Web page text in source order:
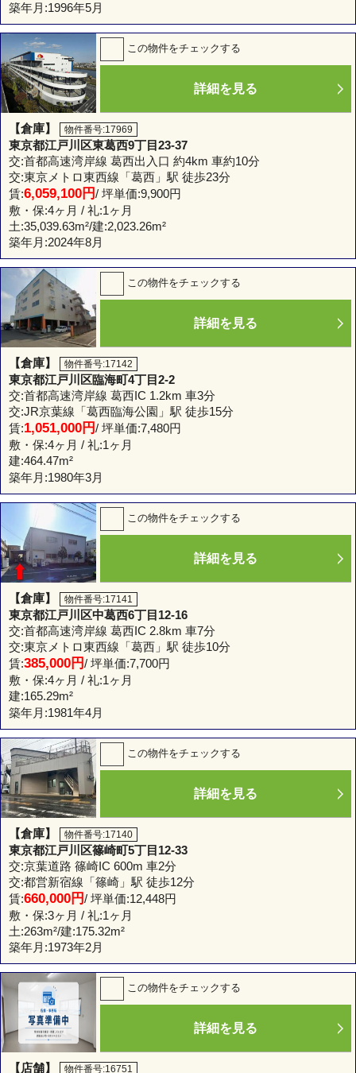
築年月:1996年5月
この物件をチェックする
詳細を見る
【倉庫】 物件番号:17969
東京都江戸川区東葛西9丁目23-37
交:首都高速湾岸線 葛西出入口 約4km 車約10分
交:東京メトロ東西線「葛西」駅 徒歩23分
賃:6,059,100円/ 坪単価:9,900円
敷・保:4ヶ月 / 礼:1ヶ月
土:35,039.63m²/建:2,023.26m²
築年月:2024年8月
この物件をチェックする
詳細を見る
【倉庫】 物件番号:17142
東京都江戸川区臨海町4丁目2-2
交:首都高速湾岸線 葛西IC 1.2km 車3分
交:JR京葉線「葛西臨海公園」駅 徒歩15分
賃:1,051,000円/ 坪単価:7,480円
敷・保:4ヶ月 / 礼:1ヶ月
建:464.47m²
築年月:1980年3月
この物件をチェックする
詳細を見る
【倉庫】 物件番号:17141
東京都江戸川区中葛西6丁目12-16
交:首都高速湾岸線 葛西IC 2.8km 車7分
交:東京メトロ東西線「葛西」駅 徒歩10分
賃:385,000円/ 坪単価:7,700円
敷・保:4ヶ月 / 礼:1ヶ月
建:165.29m²
築年月:1981年4月
この物件をチェックする
詳細を見る
【倉庫】 物件番号:17140
東京都江戸川区篠崎町5丁目12-33
交:京葉道路 篠崎IC 600m 車2分
交:都営新宿線「篠崎」駅 徒歩12分
賃:660,000円/ 坪単価:12,448円
敷・保:3ヶ月 / 礼:1ヶ月
土:263m²/建:175.32m²
築年月:1973年2月
この物件をチェックする
詳細を見る
【店舗】 物件番号:16751